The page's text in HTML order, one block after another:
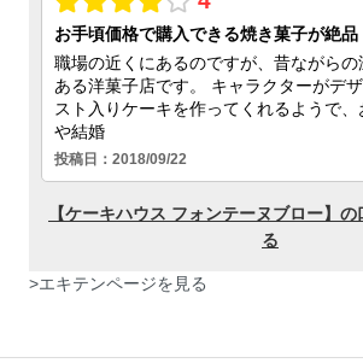
>エキテンページを見る